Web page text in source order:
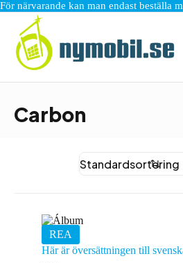
För närvarande kan man endast beställa
innehåll
Carbon
REA
Här är översättningen till